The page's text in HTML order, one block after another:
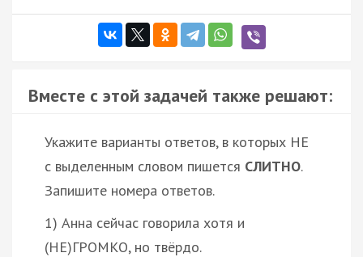
Вместе с этой задачей также решают:
Укажите варианты ответов, в которых НЕ
с выделенным словом пишется СЛИТНО.
Запишите номера ответов.
1) Анна сейчас говорила хотя и
(НЕ)ГРОМКО, но твёрдо.